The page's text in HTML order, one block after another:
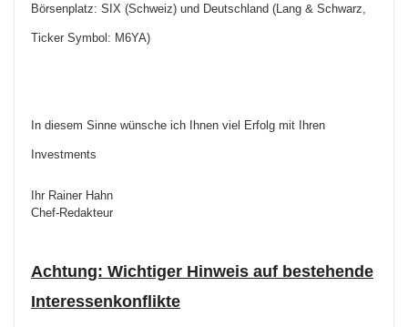
Börsenplatz: SIX (Schweiz) und Deutschland (Lang & Schwarz,
Ticker Symbol: M6YA)
In diesem Sinne wünsche ich Ihnen viel Erfolg mit Ihren
Investments
Ihr Rainer Hahn
Chef-Redakteur
Achtung: Wichtiger Hinweis auf bestehende
Interessenkonflikte